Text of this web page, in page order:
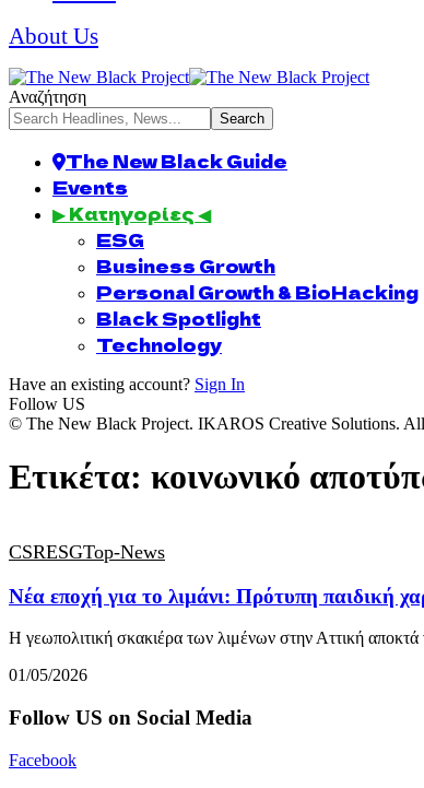
About Us
Αναζήτηση
The New Black Guide
Events
▶ Κατηγορίες ◀
ESG
Business Growth
Personal Growth & BioHacking
Black Spotlight
Technology
Have an existing account? Sign In
Follow US
© The New Black Project. IKAROS Creative Solutions. All
Ετικέτα: κοινωνικό
CSRESGTop-News
Νέα εποχή για το λιμάνι: Πρότυπη παιδική
Η γεωπολιτική σκακιέρα των λιμένων στην Αττική
01/05/2026
Follow US on Social Media
Facebook